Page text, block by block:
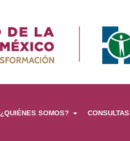
¿QUIÉNES SOMOS? CONSULTAS